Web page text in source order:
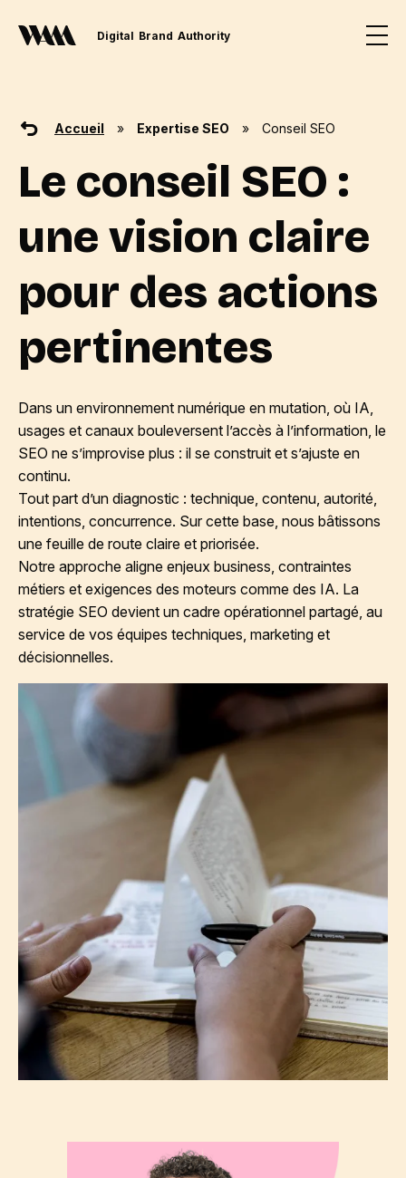
Digital Brand Authority
Accueil » Expertise SEO » Conseil SEO
Le conseil SEO :
une vision claire
pour des actions
pertinentes
Dans un environnement numérique en mutation, où IA,
usages et canaux bouleversent l’accès à l’information, le
SEO ne s’improvise plus : il se construit et s’ajuste en
continu.
Tout part d’un diagnostic : technique, contenu, autorité,
intentions, concurrence. Sur cette base, nous bâtissons
une feuille de route claire et priorisée.
Notre approche aligne enjeux business, contraintes
métiers et exigences des moteurs comme des IA. La
stratégie SEO devient un cadre opérationnel partagé, au
service de vos équipes techniques, marketing et
décisionnelles.